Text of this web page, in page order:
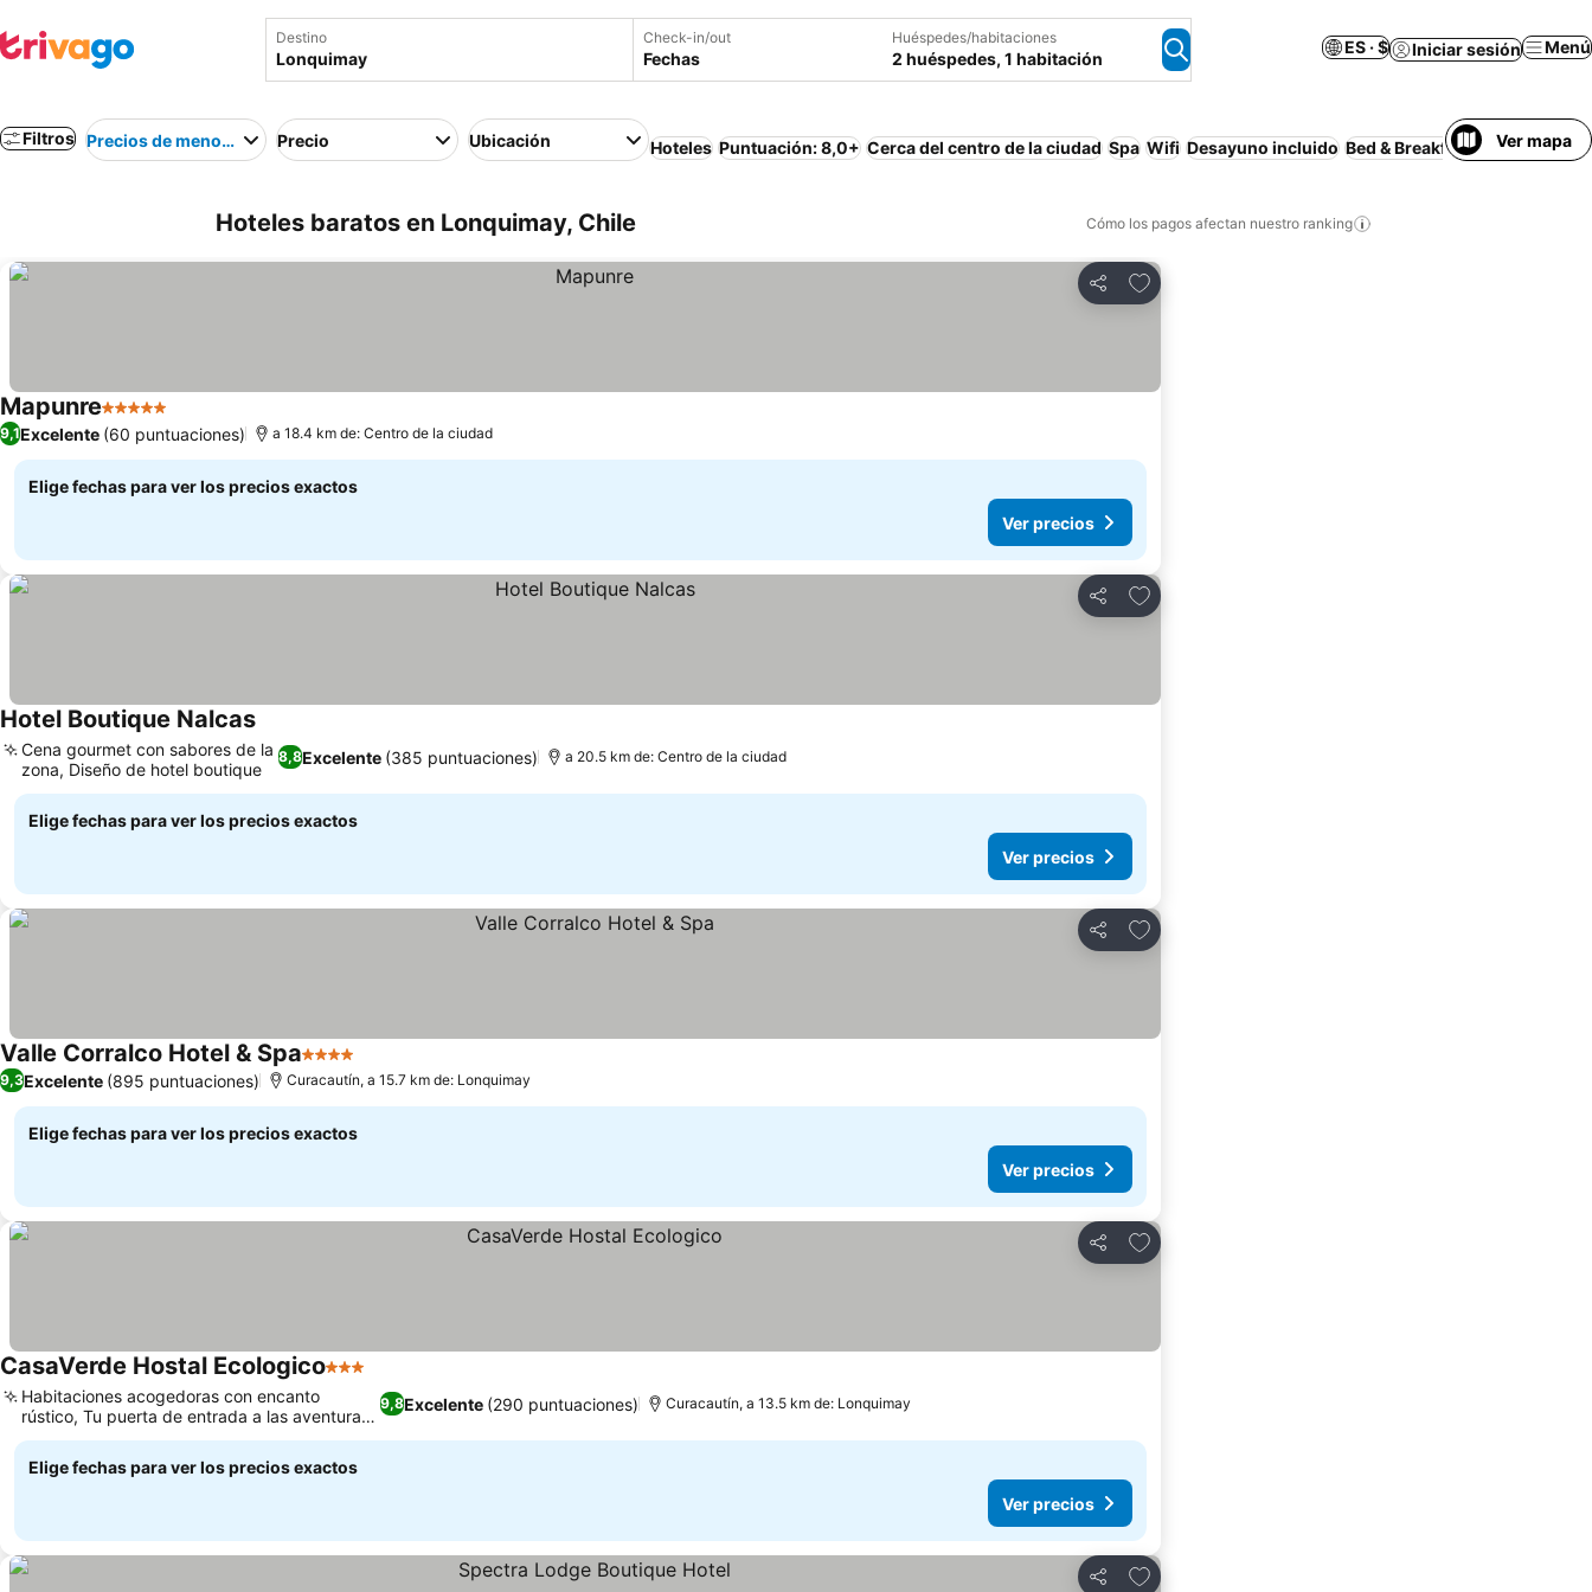
Destino Check-in/out
Fechas
Huéspedes/habitaciones
2 huéspedes, 1 habitación
ES · $ Iniciar sesión Menú
Filtros Precios de menor a mayorPrecio Ubicación Hoteles Puntuación: 8,0+ Cerca del centro de la ciudad Spa Wifi Desayuno incluido Bed & Breakfast Casa de
Ver mapa
Hoteles baratos en Lonquimay, Chile Cómo los pagos afectan nuestro ranking
Compartir
Agregar a favoritos
Mapunre5 Estrellas
9,1Excelente (60 puntuaciones) a 18.4 km de: Centro de la ciudad
Elige fechas para ver los precios exactos
Ver precios
Compartir
Agregar a favoritos
Hotel Boutique Nalcas
8,8Excelente (385 puntuaciones)
Cena gourmet con sabores de la
zona, Diseño de hotel boutique
a 20.5 km de: Centro de la ciudad
Elige fechas para ver los precios exactos
Ver precios
Compartir
Agregar a favoritos
Valle Corralco Hotel & Spa4 Estrellas
9,3Excelente (895 puntuaciones) Curacautín, a 15.7 km de: Lonquimay
Elige fechas para ver los precios exactos
Ver precios
Compartir
Agregar a favoritos
CasaVerde Hostal Ecologico3 Estrellas
9,8Excelente (290 puntuaciones)
Habitaciones acogedoras con encanto
rústico, Tu puerta de entrada a las aventuras
del volcán Lonquimay
Curacautín, a 13.5 km de: Lonquimay
Elige fechas para ver los precios exactos
Ver precios
Compartir
Agregar a favoritos